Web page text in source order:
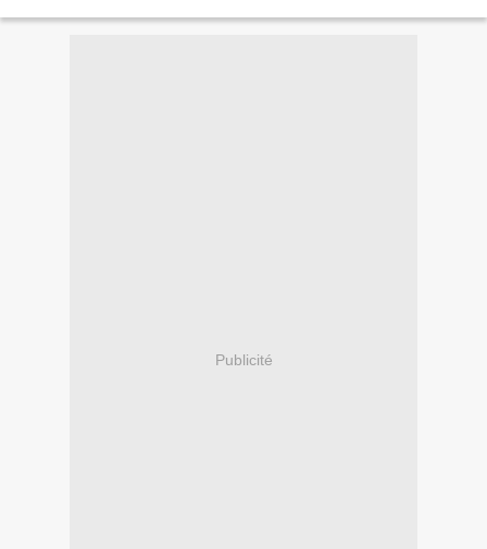
Publicité